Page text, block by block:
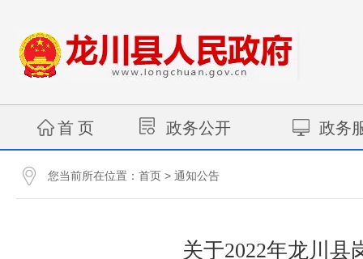
首 页 政务公开 政务
您当前所在位置： 首页 > 通知公告
关于2022年龙川